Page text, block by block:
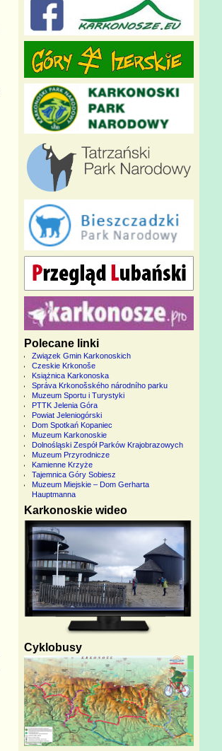
Polecane linki
Związek Gmin Karkonoskich
Czeskie Krkonoše
Książnica Karkonoska
Správa Krkonošského národního parku
Muzeum Sportu i Turystyki
PTTK Jelenia Góra
Powiat Jeleniogórski
Dom Spotkań Kopaniec
Muzeum Karkonoskie
Dolnośląski Zespół Parków Krajobrazowych
Muzeum Przyrodnicze
Kamienne Krzyże
Tajemnica Góry Sobiesz
Muzeum Miejskie – Dom Gerharta
Hauptmanna
Karkonoskie wideo
Cyklobusy